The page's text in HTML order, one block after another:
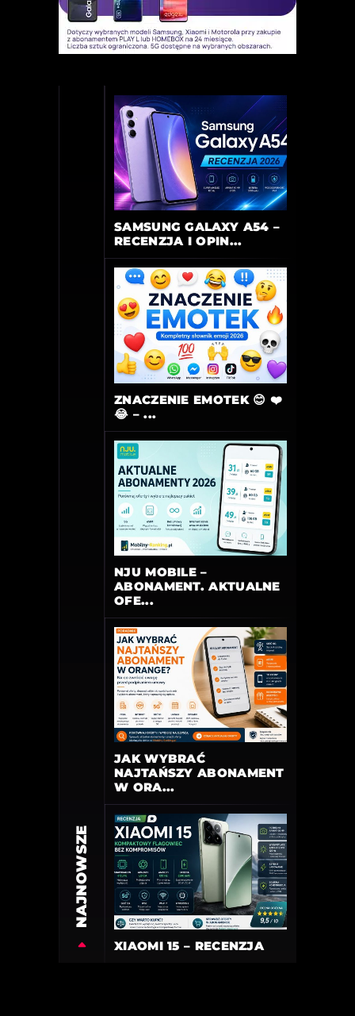
NAJNOWSZE
SAMSUNG GALAXY A54 –
RECENZJA I OPIN...
ZNACZENIE EMOTEK 😊 ❤️
😂 – ...
NJU MOBILE –
ABONAMENT. AKTUALNE
OFE...
JAK WYBRAĆ
NAJTAŃSZY ABONAMENT
W ORA...
XIAOMI 15 – RECENZJA